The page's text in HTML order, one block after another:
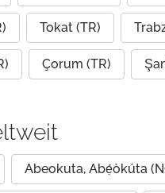
Tokat (TR)
Çorum (TR)
Abeokuta, Abẹ́òkúta